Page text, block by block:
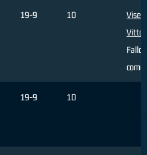
19-9 10
Fallo
19-9 10